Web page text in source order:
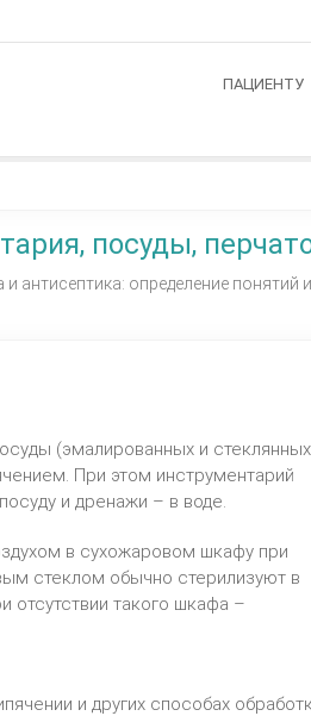
ПАЦИЕНТУ
посуды,
и антисептика: определение понятий
(эмалированных и стеклянных
При этом инструментарий
и дренажи – в воде.
в сухожаровом шкафу при
стеклом обычно стерилизуют в
отсутствии такого шкафа –
и других способах